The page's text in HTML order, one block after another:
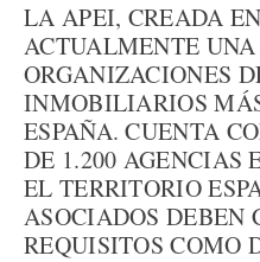
LA APEI, CREADA
ACTUALMENTE
ORGANIZACIONES
INMOBILIARIOS
ESPAÑA. CUENTA
DE 1.200 AGENCIAS
EL TERRITORIO
ASOCIADOS DEBEN
REQUISITOS COMO